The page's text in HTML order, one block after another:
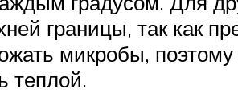
границы, так как
микробы,
теплой.